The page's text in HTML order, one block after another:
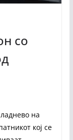
со
на
кој се